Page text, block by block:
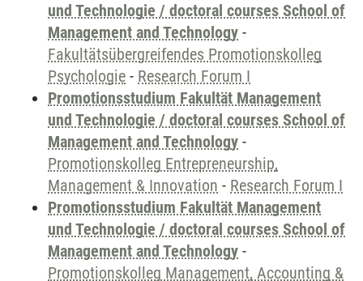
und Technologie / doctoral courses School of
Management and Technology -
Fakultätsübergreifendes Promotionskolleg
Psychologie - Research Forum I
Promotionsstudium Fakultät Management
und Technologie / doctoral courses School of
Management and Technology -
Promotionskolleg Entrepreneurship,
Management & Innovation - Research Forum I
Promotionsstudium Fakultät Management
und Technologie / doctoral courses School of
Management and Technology -
Promotionskolleg Management, Accounting &